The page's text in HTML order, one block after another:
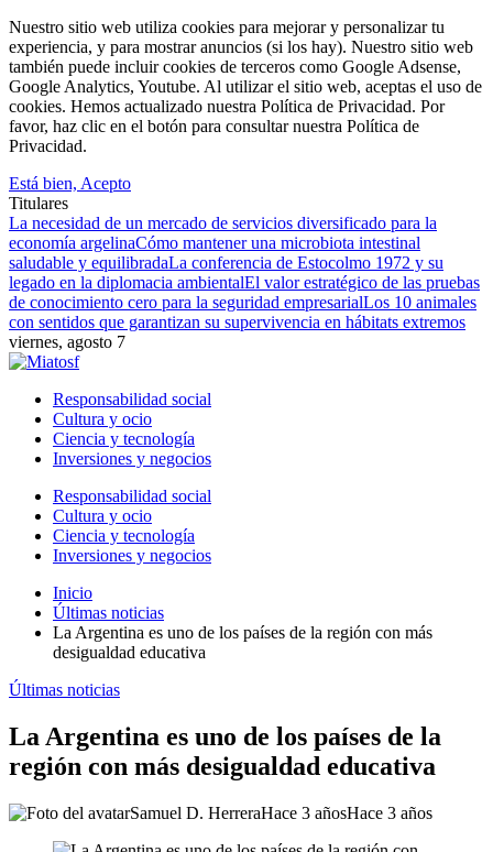
Nuestro sitio web utiliza cookies para mejorar y personalizar tu
experiencia, y para mostrar anuncios (si los hay). Nuestro sitio web
también puede incluir cookies de terceros como Google Adsense,
Google Analytics, Youtube. Al utilizar el sitio web, aceptas el uso de
cookies. Hemos actualizado nuestra Política de Privacidad. Por
favor, haz clic en el botón para consultar nuestra Política de
Privacidad.
Está bien, Acepto
Titulares
La necesidad de un mercado de servicios diversificado para la
economía argelinaCómo mantener una microbiota intestinal
saludable y equilibradaLa conferencia de Estocolmo 1972 y su
legado en la diplomacia ambientalEl valor estratégico de las pruebas
de conocimiento cero para la seguridad empresarialLos 10 animales
con sentidos que garantizan su supervivencia en hábitats extremos
viernes, agosto 7
Responsabilidad social
Cultura y ocio
Ciencia y tecnología
Inversiones y negocios
Responsabilidad social
Cultura y ocio
Ciencia y tecnología
Inversiones y negocios
Inicio
Últimas noticias
La Argentina es uno de los países de la región con más
desigualdad educativa
Últimas noticias
La Argentina es uno de los países de la
región con más desigualdad educativa
Samuel D. HerreraHace 3 añosHace 3 años